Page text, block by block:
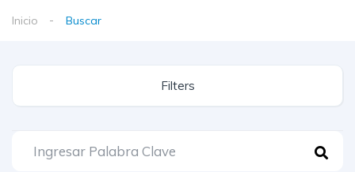
Inicio Buscar
Filters